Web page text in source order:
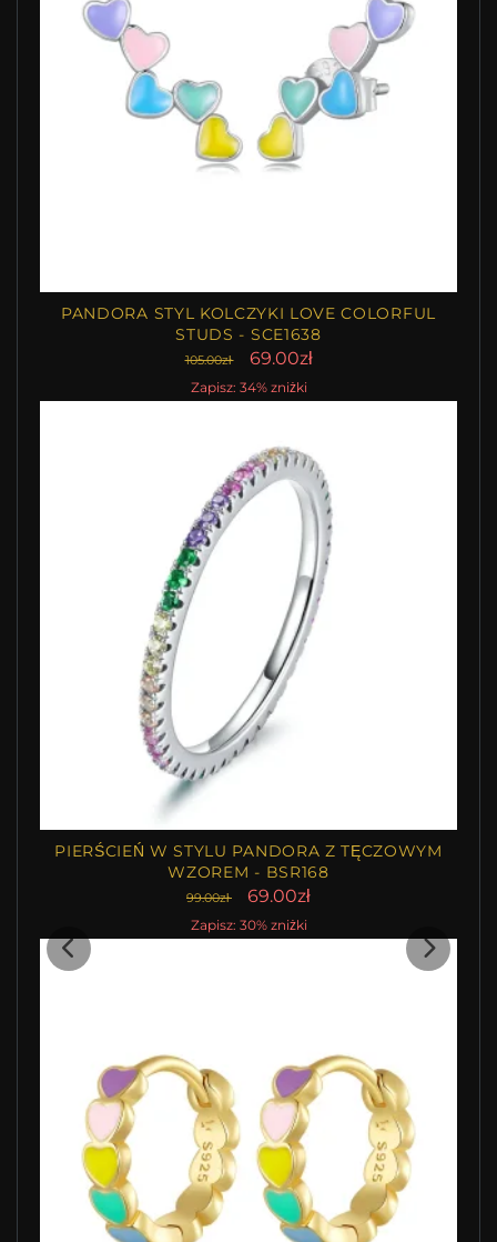
PANDORA STYL KOLCZYKI LOVE COLORFUL
STUDS - SCE1638
105.00zł 69.00zł
Zapisz: 34% zniżki
PIERŚCIEŃ W STYLU PANDORA Z TĘCZOWYM
WZOREM - BSR168
99.00zł 69.00zł
Zapisz: 30% zniżki